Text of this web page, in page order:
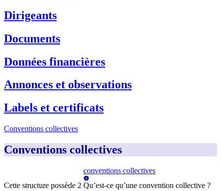
Dirigeants
Documents
Données financières
Annonces et observations
Labels et certificats
Conventions collectives
Conventions collectives
Cette structure possède 2
conventions collectives
Qu’est-ce qu’une convention collective ?